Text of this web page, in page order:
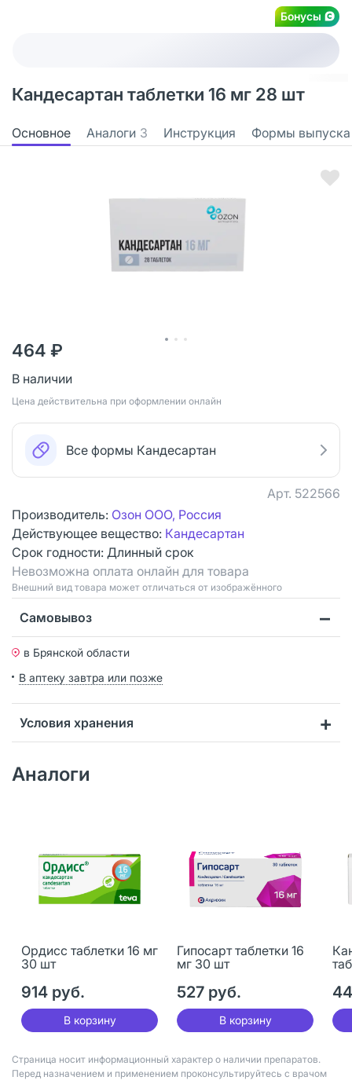
Бонусы
Кандесартан таблетки 16 мг 28 шт
Основное Аналоги 3 Инструкция Формы выпуска
464 ₽
В наличии
Цена действительна при оформлении онлайн
Все формы Кандесартан
Арт. 522566
Производитель: Озон ООО, Россия
Действующее вещество: Кандесартан
Срок годности: Длинный срок
Невозможна оплата онлайн для товара
Bнешний вид товара может отличаться от изображённого
Самовывоз
в Брянской области
В аптеку завтра или позже
Условия хранения
Аналоги
Ордисс таблетки 16 мг
30 шт
914 руб.
В корзину
Гипосарт таблетки 16
мг 30 шт
527 руб.
В корзину
Страница носит информационный характер о наличии препаратов.
Перед назначением и применением проконсультируйтесь с врачом